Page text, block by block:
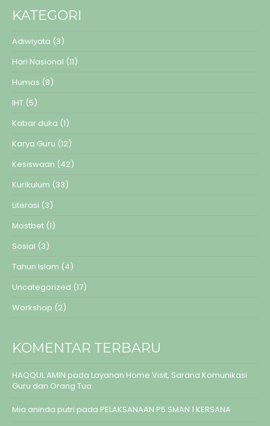
KATEGORI
Adiwiyata (3)
Hari Nasional (11)
Humas (8)
IHT (5)
Kabar duka (1)
Karya Guru (12)
Kesiswaan (42)
Kurikulum (33)
Literasi (3)
Mostbet (1)
Sosial (3)
Tahun Islam (4)
Uncategorized (17)
Workshop (2)
KOMENTAR TERBARU
HAQQUL AMIN pada Layanan Home Visit, Sarana Komunikasi
Guru dan Orang Tua
Mia aninda putri pada PELAKSANAAN P5 SMAN 1 KERSANA